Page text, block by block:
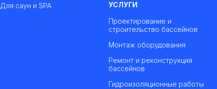
Для саун и SPA
УСЛУГИ
Проектирование и
строительство бассейнов
Монтаж оборудования
Ремонт и реконструкция
бассейнов
Гидроизоляционные работы